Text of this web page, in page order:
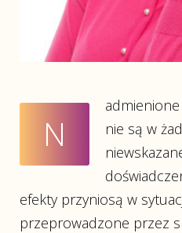
N
nie są w
efekty przyniosą w
przeprowadzone przez